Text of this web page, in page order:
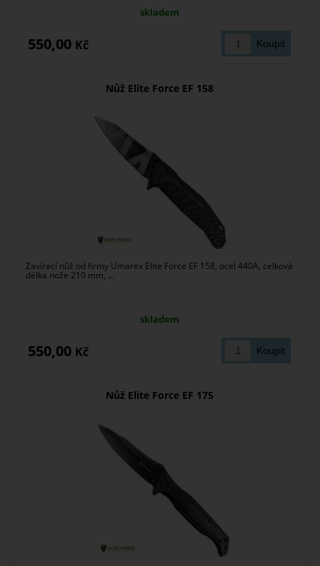
skladem
550,00 Kč
Nůž Elite Force EF 158
Zavírací nůž od firmy Umarex Elite Force EF 158, ocel 440A, celková
délka nože 210 mm, ...
skladem
550,00 Kč
Nůž Elite Force EF 175